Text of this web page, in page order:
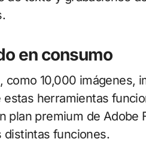
en consumo
10,000 imágenes,
herramientas
plan premium de Adobe
distintas funciones.